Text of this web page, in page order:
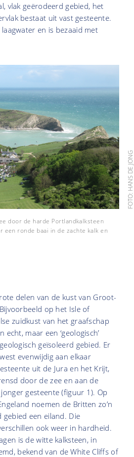
vlak geërodeerd gebied, het
bestaat uit vast gesteente.
en is bezaaid met
FOTO: HANS DE JONG
door de harde Portlandkalksteen
een ronde baai in de zachte kalk en
delen van de kust van Groot-
op het Isle of
zuidkust van het graafschap
echt, maar een ‘geologisch’
geïsoleerd gebied. Er
evenwijdig aan elkaar
uit de Jura en het Krijt,
door de zee en aan de
gesteente (figuur 1). Op
noemen de Britten zo’n
gebied een eiland. Die
ook weer in hardheid.
is de witte kalksteen, in
bekend van de White Cliffs of